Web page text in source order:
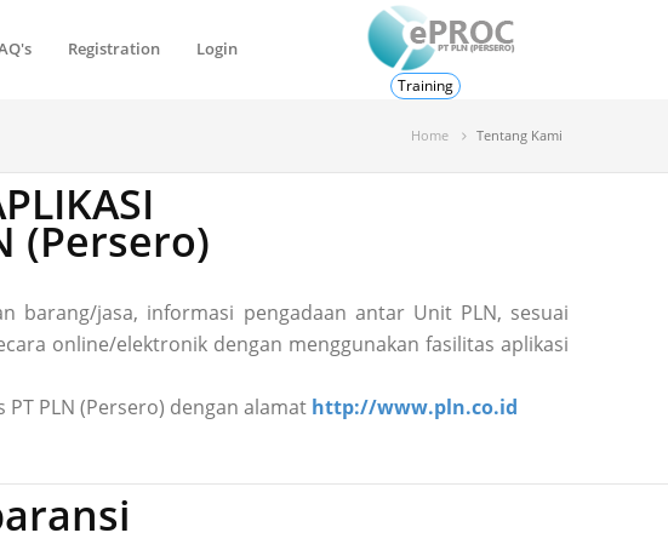
Training
Registration Login
Home Tentang Kami
(Persero)
barang/jasa, informasi pengadaan antar Unit PLN, sesuai
online/elektronik dengan menggunakan fasilitas aplikasi
PLN (Persero) dengan alamat http://www.pln.co.id